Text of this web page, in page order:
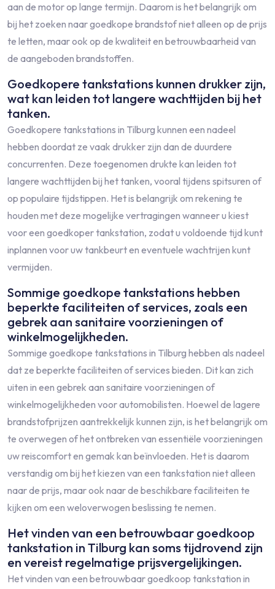
aan de motor op lange termijn. Daarom is het belangrijk om
bij het zoeken naar goedkope brandstof niet alleen op de prijs
te letten, maar ook op de kwaliteit en betrouwbaarheid van
de aangeboden brandstoffen.
Goedkopere tankstations kunnen drukker zijn,
wat kan leiden tot langere wachttijden bij het
tanken.
Goedkopere tankstations in Tilburg kunnen een nadeel
hebben doordat ze vaak drukker zijn dan de duurdere
concurrenten. Deze toegenomen drukte kan leiden tot
langere wachttijden bij het tanken, vooral tijdens spitsuren of
op populaire tijdstippen. Het is belangrijk om rekening te
houden met deze mogelijke vertragingen wanneer u kiest
voor een goedkoper tankstation, zodat u voldoende tijd kunt
inplannen voor uw tankbeurt en eventuele wachtrijen kunt
vermijden.
Sommige goedkope tankstations hebben
beperkte faciliteiten of services, zoals een
gebrek aan sanitaire voorzieningen of
winkelmogelijkheden.
Sommige goedkope tankstations in Tilburg hebben als nadeel
dat ze beperkte faciliteiten of services bieden. Dit kan zich
uiten in een gebrek aan sanitaire voorzieningen of
winkelmogelijkheden voor automobilisten. Hoewel de lagere
brandstofprijzen aantrekkelijk kunnen zijn, is het belangrijk om
te overwegen of het ontbreken van essentiële voorzieningen
uw reiscomfort en gemak kan beïnvloeden. Het is daarom
verstandig om bij het kiezen van een tankstation niet alleen
naar de prijs, maar ook naar de beschikbare faciliteiten te
kijken om een weloverwogen beslissing te nemen.
Het vinden van een betrouwbaar goedkoop
tankstation in Tilburg kan soms tijdrovend zijn
en vereist regelmatige prijsvergelijkingen.
Het vinden van een betrouwbaar goedkoop tankstation in